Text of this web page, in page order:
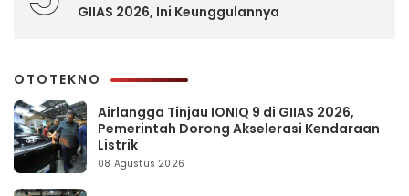
GIIAS 2026, Ini Keunggulannya
OTOTEKNO
Airlangga Tinjau IONIQ 9 di GIIAS 2026,
Pemerintah Dorong Akselerasi Kendaraan
Listrik
08 Agustus 2026